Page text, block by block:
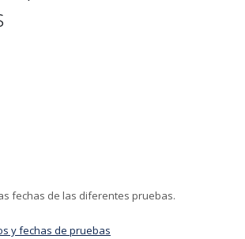
fechas de las diferentes pruebas.
y fechas de pruebas